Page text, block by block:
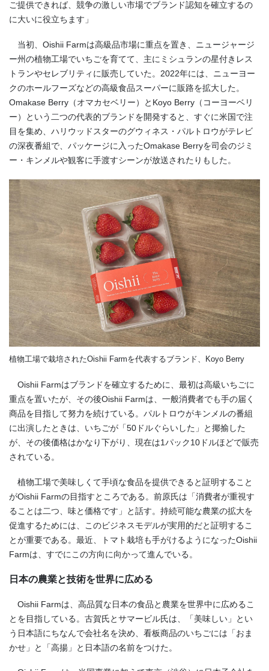
ご提供できれば、競争の激しい市場でブランド認知を確立するの
に大いに役立ちます」
当初、Oishii Farmは高級品市場に重点を置き、ニュージャージ
ー州の植物工場でいちごを育てて、主にミシュランの星付きレス
トランやセレブリティに販売していた。2022年には、ニューヨー
クのホールフーズなどの高級食品スーパーに販路を拡大した。
Omakase Berry（オマカセベリー）とKoyo Berry（コーヨーベリ
ー）という二つの代表的ブランドを開発すると、すぐに米国で注
目を集め、ハリウッドスターのグウィネス・パルトロウがテレビ
の深夜番組で、パッケージに入ったOmakase Berryを司会のジミ
ー・キンメルや観客に手渡すシーンが放送されたりもした。
植物工場で栽培されたOishii Farmを代表するブランド、Koyo Berry
Oishii Farmはブランドを確立するために、最初は高級いちごに
重点を置いたが、その後Oishii Farmは、一般消費者でも手の届く
商品を目指して努力を続けている。パルトロウがキンメルの番組
に出演したときは、いちごが「50ドルぐらいした」と揶揄した
が、その後価格はかなり下がり、現在は1パック10ドルほどで販売
されている。
植物工場で美味しくて手頃な食品を提供できると証明すること
がOishii Farmの目指すところである。前原氏は「消費者が重視す
ることは二つ、味と価格です」と話す。持続可能な農業の拡大を
促進するためには、このビジネスモデルが実用的だと証明するこ
とが重要である。最近、トマト栽培も手がけるようになったOishii
Farmは、すでにこの方向に向かって進んでいる。
日本の農業と技術を世界に広める
Oishii Farmは、高品質な日本の食品と農業を世界中に広めるこ
とを目指している。古賀氏とサマービル氏は、「美味しい」とい
う日本語にちなんで会社名を決め、看板商品のいちごには「おま
かせ」と「高揚」と日本語の名前をつけた。